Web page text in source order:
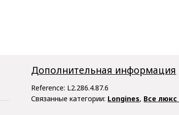
Дополнительная информация
Reference: L2.286.4.87.6
Связанные категории: Longines, Все